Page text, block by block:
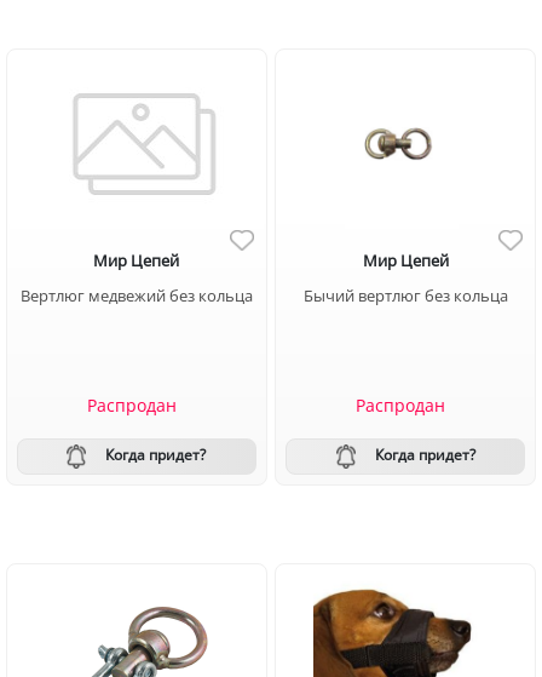
Мир Цепей
Вертлюг медвежий без кольца
Распродан
Когда придет?
Мир Цепей
Бычий вертлюг без кольца
Распродан
Когда придет?